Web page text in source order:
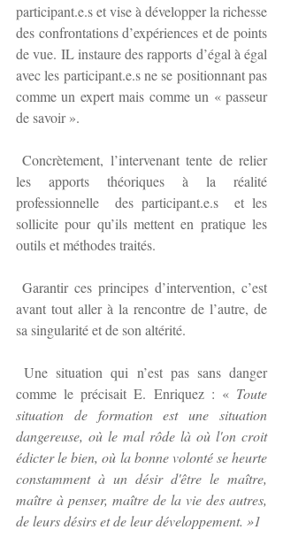
participant.e.s et vise à développer la richesse
des confrontations d’expériences et de points
de vue. IL instaure des rapports d’égal à égal
avec les participant.e.s ne se positionnant pas
comme un expert mais comme un « passeur
de savoir ».
Concrètement, l’intervenant tente de relier
les apports théoriques à la réalité
professionnelle  des participant.e.s  et les
sollicite pour qu’ils mettent en pratique les
outils et méthodes traités.
avant tout aller à la rencontre de l’autre, de
sa singularité et de son altérité.
Une situation qui n’est pas sans danger
comme le précisait E. Enriquez : « Toute
situation de formation est une situation
dangereuse, où le mal rôde là où l'on croit
édicter le bien, où la bonne volonté se heurte
constamment à un désir d'être le maître,
maître à penser, maître de la vie des autres,
de leurs désirs et de leur développement. »1